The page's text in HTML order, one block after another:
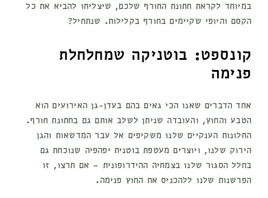
במיוחד לקראת חתונת החורף שלכם, שיצליחו להביא את כל
הקסם והיופי שקיימים בחורף בקלילות. שנתחיל?
קונספט: בוטניקה שמחלחלת
פנימה
אחד הדברים שאנו הכי גאים בהם בעדן-גן האירועים הוא
הטבע והחוץ, והעובדה שניתן לשלב אותם גם בחתונת חורף.
החלונות הענקיים שלנו משקיפים אל עבר המדשאות והגן
הירוק שלנו, ויוצרים מעטפת בוטנית יפהפיה שנוכחת גם
בחלל הסגור שלנו בצמחיה ההידרופונית – אם תרצו, זו
הפרשנות שלנו ללהכניס את החוץ פנימה.